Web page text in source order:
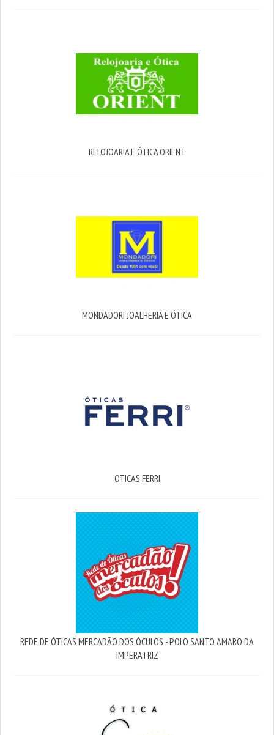
RELOJOARIA E ÓTICA ORIENT
MONDADORI JOALHERIA E ÓTICA
OTICAS FERRI
REDE DE ÓTICAS MERCADÃO DOS ÓCULOS - POLO SANTO AMARO DA
IMPERATRIZ